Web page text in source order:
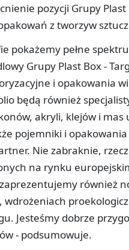
pozycji Grupy
z tworzyw
pokażemy pełne
Grupy Plast Box -
i opakowania
będą również
akryli, klejów i
pojemniki i
Nie zabraknie,
na rynku
również
Jesteśmy dobrze
- podsumowuje.